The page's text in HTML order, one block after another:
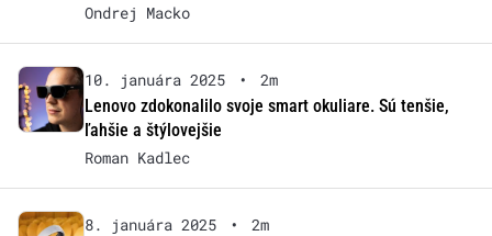
Ondrej Macko
10. januára 2025 •
2m
Lenovo zdokonalilo svoje smart okuliare. Sú tenšie,
ľahšie a štýlovejšie
Roman Kadlec
8. januára 2025 •
2m